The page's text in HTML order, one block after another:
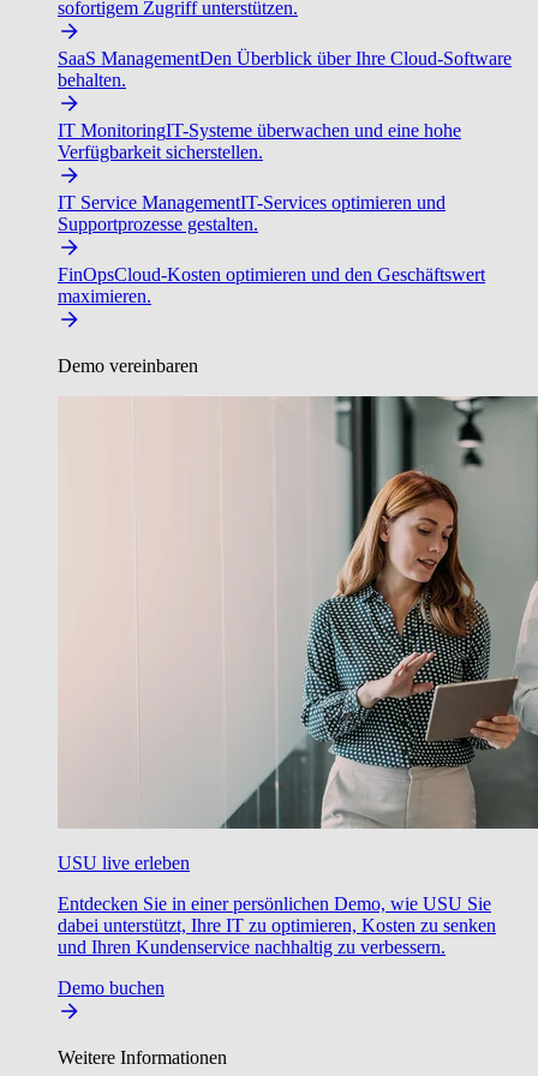
sofortigem Zugriff unterstützen.
SaaS ManagementDen Überblick über Ihre Cloud-Software
behalten.
IT MonitoringIT-Systeme überwachen und eine hohe
Verfügbarkeit sicherstellen.
IT Service ManagementIT-Services optimieren und
Supportprozesse gestalten.
FinOpsCloud-Kosten optimieren und den Geschäftswert
maximieren.
Demo vereinbaren
USU live erleben
Entdecken Sie in einer persönlichen Demo, wie USU Sie
dabei unterstützt, Ihre IT zu optimieren, Kosten zu senken
und Ihren Kundenservice nachhaltig zu verbessern.
Demo buchen
Weitere Informationen